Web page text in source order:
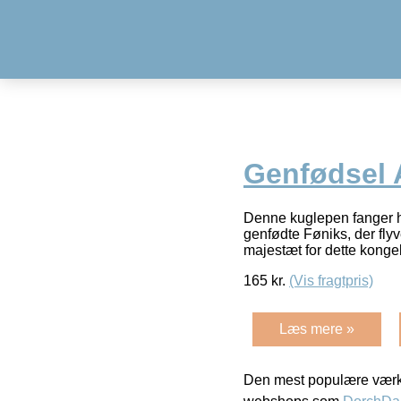
Genfødsel
Denne kuglepen fanger
genfødte Føniks, der
majestæt for dette
165 kr. (Vis fragtpris)
Læs mere »
Den mest populære